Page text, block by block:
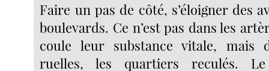
Faire un pas de côté, s’éloigner des
boulevards. Ce n’est pas dans les
coule leur substance vitale, mais
ruelles, les quartiers reculés.